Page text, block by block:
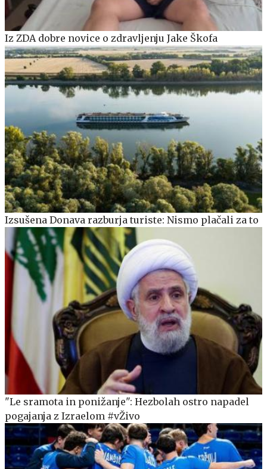
Iz ZDA dobre novice o zdravljenju Jake Škofa
Izsušena Donava razburja turiste: Nismo plačali za to
"Le sramota in ponižanje": Hezbolah ostro napadel
pogajanja z Izraelom #vŽivo